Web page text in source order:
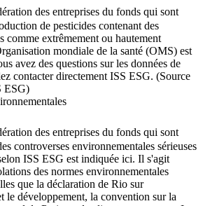
des entreprises du fonds qui sont
de pesticides contenant des
comme extrêmement ou hautement
mondiale de la santé (OMS) est
avez des questions sur les données de
contacter directement ISS ESG. (Source
ESG)
des entreprises du fonds qui sont
controverses environnementales sérieuses
ISS ESG est indiquée ici. Il s'agit
des normes environnementales
que la déclaration de Rio sur
le développement, la convention sur la